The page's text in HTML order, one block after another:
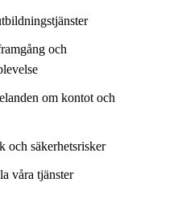
och
om kontot och
och säkerhetsrisker
våra tjänster